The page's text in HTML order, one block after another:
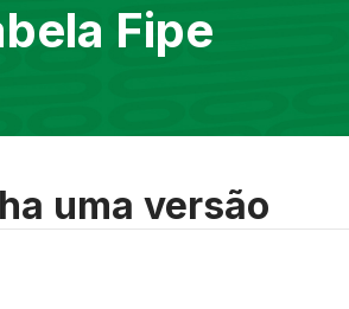
Fipe
uma versão